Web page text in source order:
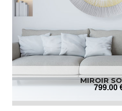
MIROIR
799.00